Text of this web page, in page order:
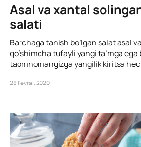
Asal va xantal
salati
Barchaga tanish bo’lgan salat asal
qo’shimcha tufayli yangi ta’mga ega
taomnomangizga yangilik kiritsa
28 Fevral, 2020